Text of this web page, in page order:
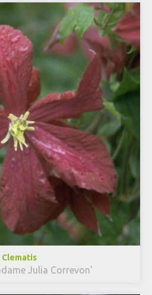
Clematis
Julia Correvon'